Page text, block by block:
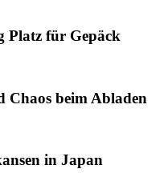
Platz für Gepäck
Chaos beim Abladen
in Japan